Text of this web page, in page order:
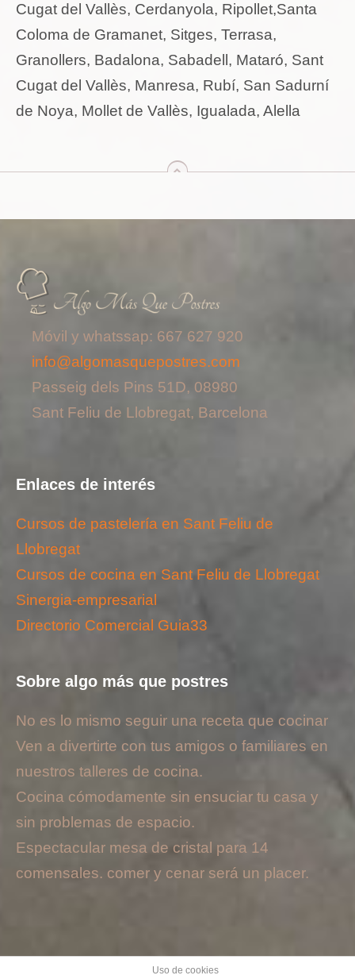
Cugat del Vallès, Cerdanyola, Ripollet,Santa
Coloma de Gramanet, Sitges, Terrasa,
Granollers, Badalona, Sabadell, Mataró, Sant
Cugat del Vallès, Manresa, Rubí, San Sadurní
de Noya, Mollet de Vallès, Igualada, Alella
arriba
Móvil y whatssap: 667 627 920
info@algomasquepostres.com
Passeig dels Pins 51D, 08980
Sant Feliu de Llobregat, Barcelona
Enlaces de interés
Cursos de pastelería en Sant Feliu de
Llobregat
Cursos de cocina en Sant Feliu de Llobregat
Sinergia-empresarial
Directorio Comercial Guia33
Sobre algo más que postres
No es lo mismo seguir una receta que cocinar
Ven a divertirte con tus amigos o familiares en
nuestros talleres de cocina.
Cocina cómodamente sin ensuciar tu casa y
sin problemas de espacio.
Espectacular mesa de cristal para 14
comensales. comer y cenar será un placer.
Cookies
Uso de cookies